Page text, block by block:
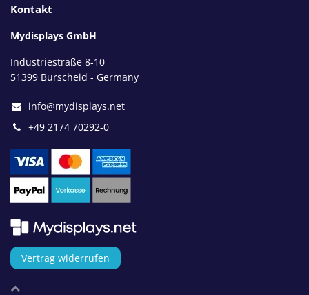
Kontakt
Mydisplays GmbH
Industriestraße 8-10
51399 Burscheid - Germany
info@mydisplays.net
+49 2174 70292-0
Vertrag widerrufen